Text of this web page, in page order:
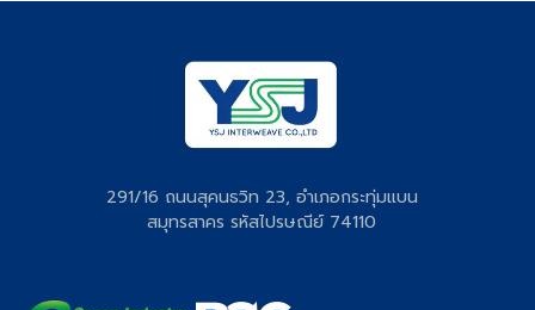
291/16 ถนนสุคนธวิท 23, อำเภอกระทุ่มแบน
สมุทรสาคร รหัสไปรษณีย์ 74110